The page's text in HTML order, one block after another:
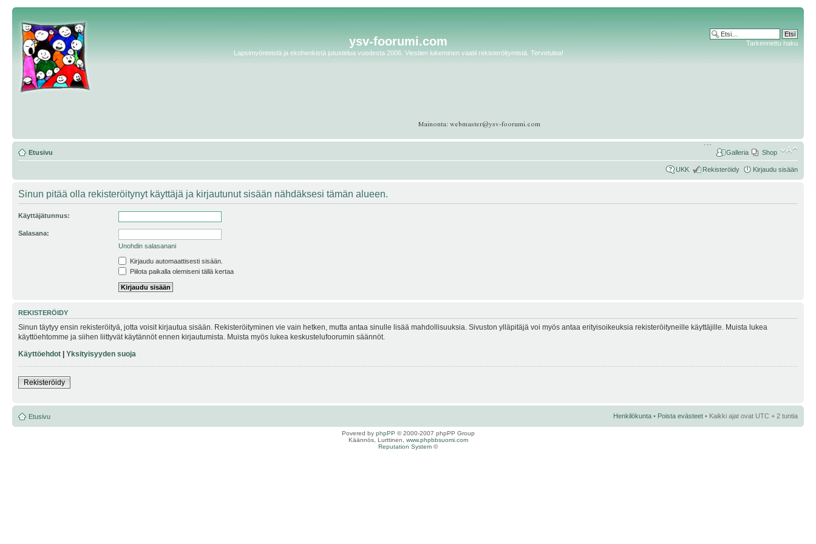
ysv-foorumi.com
Lapsimyönteistä ja ekohenkistä jutustelua vuodesta 2006. Viestien lukeminen vaatii rekisteröitymistä. Tervetuloa!
Tarkennettu haku
Etusivu Shop
Galleria
UKK Rekisteröidy Kirjaudu sisään
Sinun pitää olla rekisteröitynyt käyttäjä ja kirjautunut sisään nähdäksesi tämän alueen.
Käyttäjätunnus:
Salasana:
Unohdin salasanani
Kirjaudu automaattisesti sisään.
Piilota paikalla olemiseni tällä kertaa
REKISTERÖIDY
Sinun täytyy ensin rekisteröityä, jotta voisit kirjautua sisään. Rekisteröityminen vie vain hetken, mutta antaa sinulle lisää mahdollisuuksia. Sivuston ylläpitäjä voi myös antaa erityisoikeuksia rekisteröityneille käyttäjille. Muista lukea
käyttöehtomme ja siihen liittyvät käytännöt ennen kirjautumista. Muista myös lukea keskustelufoorumin säännöt.
Käyttöehdot | Yksityisyyden suoja
Rekisteröidy
Etusivu Henkilökunta • Poista evästeet • Kaikki ajat ovat UTC + 2 tuntia
Povered by phpPP © 2000-2007 phpPP Group
Käännös, Lurttinen, www.phpbbsuomi.com
Reputation System ©